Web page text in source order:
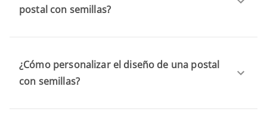
postal con semillas?
¿Cómo personalizar el diseño de una postal
con semillas?